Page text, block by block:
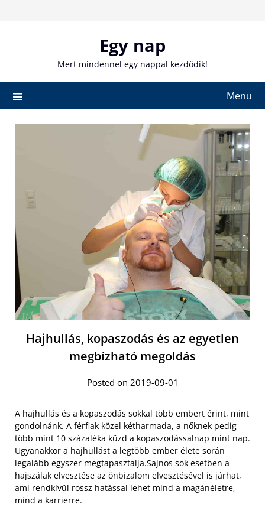
Egy nap
Mert mindennel egy nappal kezdődik!
Menu
Hajhullás, kopaszodás és az egyetlen
megbízható megoldás
Posted on 2019-09-01
A hajhullás és a kopaszodás sokkal több embert érint, mint
gondolnánk. A férfiak közel kétharmada, a nőknek pedig
több mint 10 százaléka küzd a kopaszodássalnap mint nap.
Ugyanakkor a hajhullást a legtöbb ember élete során
legalább egyszer megtapasztalja.Sajnos sok esetben a
hajszálak elvesztése az önbizalom elvesztésével is járhat,
ami rendkívül rossz hatással lehet mind a magánéletre,
mind a karrierre.